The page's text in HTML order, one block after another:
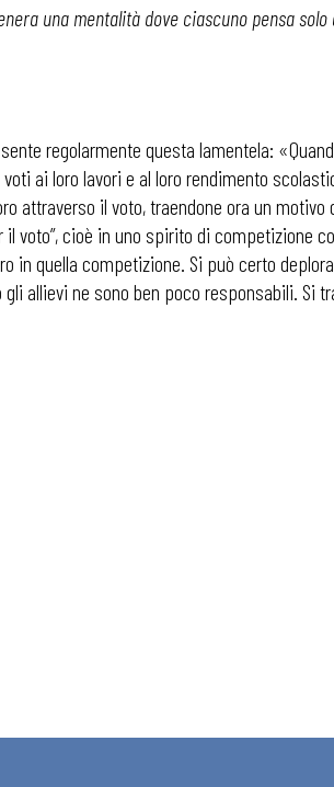
una mentalità dove ciascuno pensa
regolarmente questa lamentela:
ai loro lavori e al loro rendimento
attraverso il voto, traendone ora un motivo
voto”, cioè in uno spirito di competizione
in quella competizione. Si può certo
allievi ne sono ben poco responsabili. Si